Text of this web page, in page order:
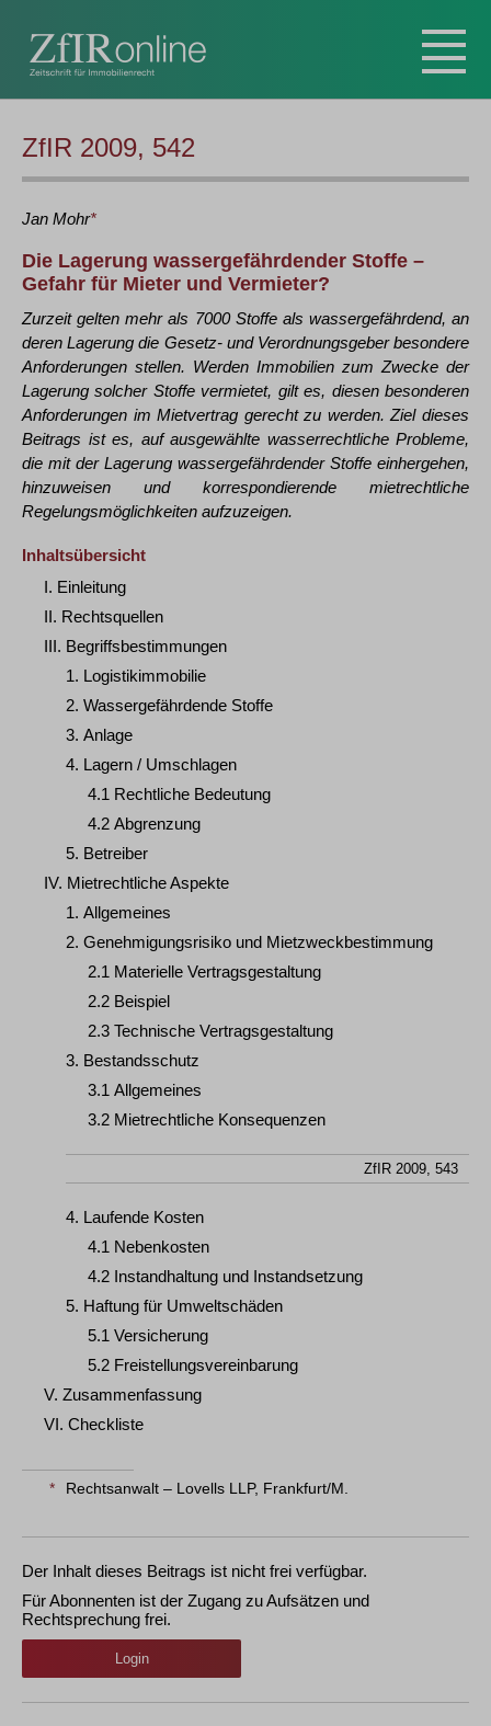
ZfIR 2009, 542
Jan Mohr*
Die Lagerung wassergefährdender Stoffe –
Gefahr für Mieter und Vermieter?
Zurzeit gelten mehr als 7000 Stoffe als wassergefährdend, an
deren Lagerung die Gesetz- und Verordnungsgeber besondere
Anforderungen stellen. Werden Immobilien zum Zwecke der
Lagerung solcher Stoffe vermietet, gilt es, diesen besonderen
Anforderungen im Mietvertrag gerecht zu werden. Ziel dieses
Beitrags ist es, auf ausgewählte wasserrechtliche Probleme,
die mit der Lagerung wassergefährdender Stoffe einhergehen,
hinzuweisen und korrespondierende mietrechtliche
Regelungsmöglichkeiten aufzuzeigen.
Inhaltsübersicht
I. Einleitung
II. Rechtsquellen
III. Begriffsbestimmungen
1. Logistikimmobilie
2. Wassergefährdende Stoffe
3. Anlage
4. Lagern / Umschlagen
4.1 Rechtliche Bedeutung
4.2 Abgrenzung
5. Betreiber
IV. Mietrechtliche Aspekte
1. Allgemeines
2. Genehmigungsrisiko und Mietzweckbestimmung
2.1 Materielle Vertragsgestaltung
2.2 Beispiel
2.3 Technische Vertragsgestaltung
3. Bestandsschutz
3.1 Allgemeines
3.2 Mietrechtliche Konsequenzen
ZfIR 2009, 543
4. Laufende Kosten
4.1 Nebenkosten
4.2 Instandhaltung und Instandsetzung
5. Haftung für Umweltschäden
5.1 Versicherung
5.2 Freistellungsvereinbarung
V. Zusammenfassung
VI. Checkliste
* Rechtsanwalt – Lovells LLP, Frankfurt/M.
Der Inhalt dieses Beitrags ist nicht frei verfügbar.
Für Abonnenten ist der Zugang zu Aufsätzen und
Rechtsprechung frei.
Login